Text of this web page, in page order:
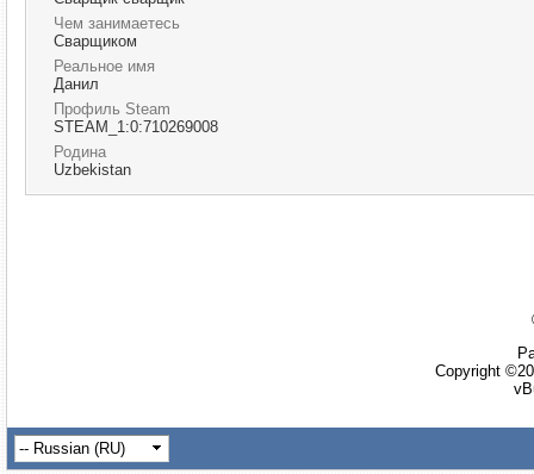
Чем занимаетесь
Сварщиком
Реальное имя
Данил
Профиль Steam
STEAM_1:0:710269008
Родина
Uzbekistan
Copyright